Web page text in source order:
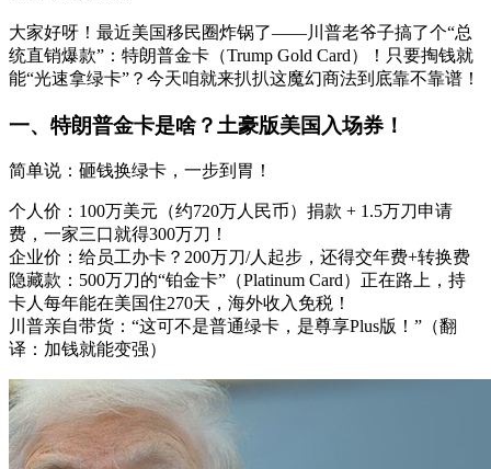
大家好呀！最近美国移民圈炸锅了——川普老爷子搞了个“总
统直销爆款”：特朗普金卡（Trump Gold Card）！只要掏钱就
能“光速拿绿卡”？今天咱就来扒扒这魔幻商法到底靠不靠谱！
一、特朗普金卡是啥？土豪版美国入场券！
简单说：砸钱换绿卡，一步到胃！
个人价：100万美元（约720万人民币）捐款 + 1.5万刀申请
费，一家三口就得300万刀！
企业价：给员工办卡？200万刀/人起步，还得交年费+转换费
隐藏款：500万刀的“铂金卡”（Platinum Card）正在路上，持
卡人每年能在美国住270天，海外收入免税！
川普亲自带货：“这可不是普通绿卡，是尊享Plus版！”（翻
译：加钱就能变强）